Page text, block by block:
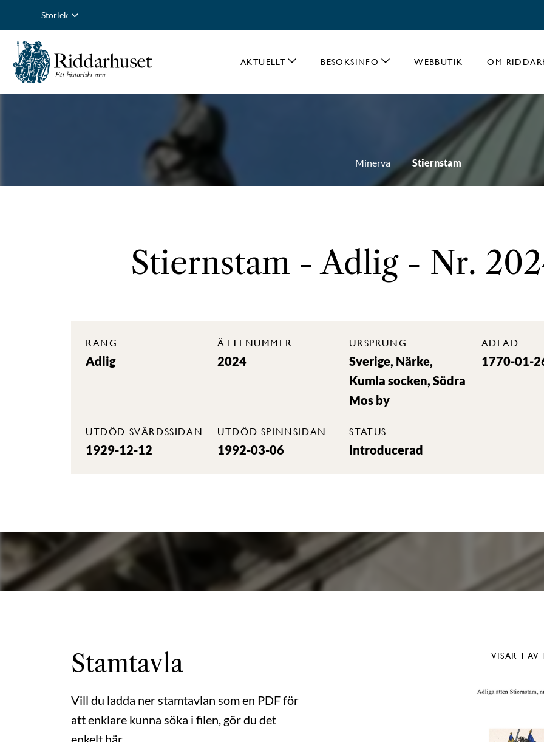
Storlek
AKTUELLT BESÖKSINFO WEBBUTIK OM
Minerva Stiernstam
Stiernstam - Adlig - Nr.
RANG
Adlig
ÄTTENUMMER
2024
URSPRUNG
Sverige, Närke,
Kumla socken, Södra
Mos by
ADLAD
1770-01-
UTDÖD SVÄRDSSIDAN
1929-12-12
UTDÖD SPINNSIDAN
1992-03-06
STATUS
Introducerad
Stamtavla
Vill du ladda ner stamtavlan som en PDF för
att enklare kunna söka i filen, gör du det
enkelt här.
VISAR 1 AV